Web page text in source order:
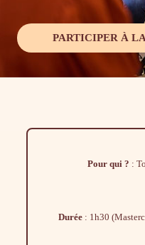
PARTICIPER À
Pour qui ? :
Durée: 1h30